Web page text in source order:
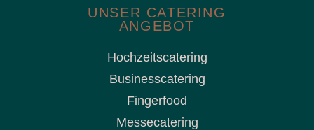
UNSER CATERING
ANGEBOT
Hochzeitscatering
Businesscatering
Fingerfood
Messecatering